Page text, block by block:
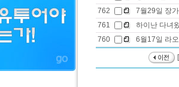
762
7월29일 장
761
하이난 다녀
760
6월17일 라